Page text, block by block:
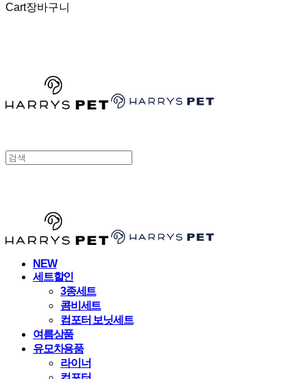
Cart장바구니
NEW
세트할인
3종세트
콤비세트
컴포터 보닛세트
여름상품
유모차용품
라이너